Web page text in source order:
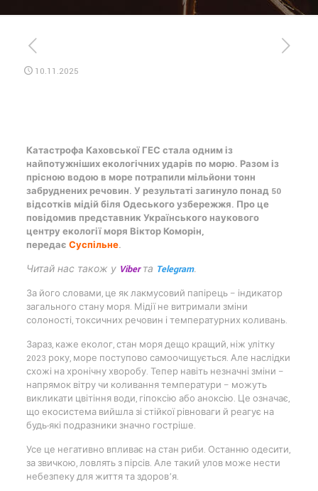
10.11.2025
Катастрофа Каховської ГЕС стала одним із
найпотужніших екологічних ударів по морю. Разом із
прісною водою в море потрапили мільйони тонн
забруднених речовин. У результаті загинуло понад 50
відсотків мідій біля Одеського узбережжя. Про це
повідомив представник Українського наукового
центру екології моря Віктор Коморін,
передає Суспільне.
Читай нас також у Viberта Telegram.
За його словами, це як лакмусовий папірець – індикатор
загального стану моря. Мідії не витримали зміни
солоності, токсичних речовин і температурних коливань.
Зараз, каже еколог, стан моря дещо кращий, ніж улітку
2023 року, море поступово самоочищується. Але наслідки
схожі на хронічну хворобу. Тепер навіть незначні зміни –
напрямок вітру чи коливання температури – можуть
викликати цвітіння води, гіпоксію або аноксію. Це означає,
що екосистема вийшла зі стійкої рівноваги й реагує на
будь-які подразники значно гостріше.
Усе це негативно впливає на стан риби. Останню одесити,
за звичкою, ловлять з пірсів. Але такий улов може нести
небезпеку для життя та здоров’я.